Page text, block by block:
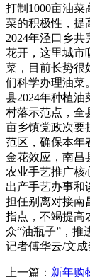
打制1000亩油
菜的积极性，提
2024年泾口乡共
花开，这里城市
菜，目前长势很
们科学办理油菜
县2024年种植油
村落示范点，全
亩乡镇党政次要
范区，确保本年
金花效应，南昌
农业手艺推广核
出产手艺办事和
担任别离对接南
指点，不竭提高
众“油瓶子”，推
记者傅华云/文成
上一篇： 新年购